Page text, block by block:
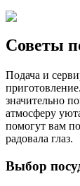
Советы
Подача и
значительно
атмосферу
помогут вам
радовала глаз.
Выбор